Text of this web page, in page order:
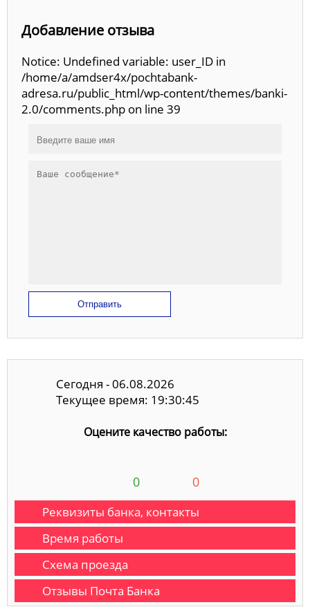
Добавление отзыва
Notice: Undefined variable: user_ID in
/home/a/amdser4x/pochtabank-
adresa.ru/public_html/wp-content/themes/banki-
2.0/comments.php on line 39
Отправить
Сегодня - 06.08.2026
Текущее время: 19:30:45
Оцените качество работы:
0 0
Реквизиты банка, контакты
Время работы
Схема проезда
Отзывы Почта Банка